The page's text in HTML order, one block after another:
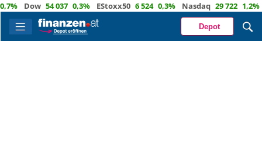
Dow 54 037 0,3% EStoxx50 6 524 0,3% Nasdaq 29 722 1,2% Öl
Depot